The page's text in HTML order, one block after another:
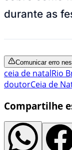
durante as
Comunicar erro
ceia de natalRio
doutorCeia de
Compartilhe